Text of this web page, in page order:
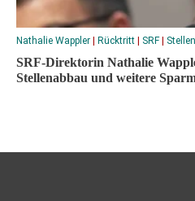
Nathalie Wappler Rücktritt SRF|
SRF-Direktorin Nathalie
Stellenabbau und weitere